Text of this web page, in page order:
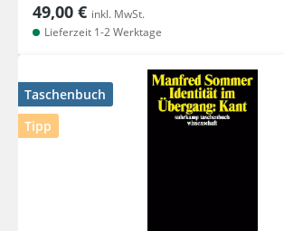
49,00 € inkl. MwSt.
Lieferzeit 1-2 Werktage
Taschenbuch
Tipp